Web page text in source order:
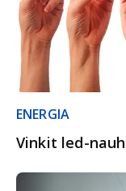
ENERGIA
Vinkit led-